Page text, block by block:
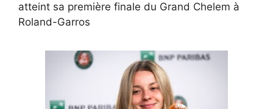
atteint sa première finale du Grand Chelem à
Roland-Garros